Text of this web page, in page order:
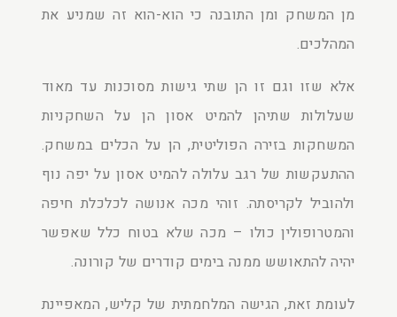
מן המשחק ומן התובנה כי הוא-הוא זה שמניע את
המהלכים.
אלא שזו וגם זו הן שתי גישות מסוכנות עד מאוד
שעלולות שתיהן להמיט אסון הן על השחקניות
המשחקות בזירה הפוליטית, הן על הכלים במשחק.
ההתעקשות של רגב עלולה להמיט אסון על יפה נוף
ולהוביל לקריסתה. זוהי מכה אנושה לכלכלת חיפה
והמטרופולין כולו – מכה שלא בטוח כלל שאפשר
יהיה להתאושש ממנה בימים קודרים של קורונה.
לעומת זאת, הגישה המלחמתית של קליש, המאפיינת